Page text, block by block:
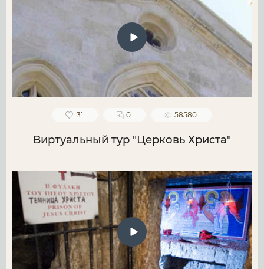
31 0 58580
Виртуальный тур "Церковь Христа"